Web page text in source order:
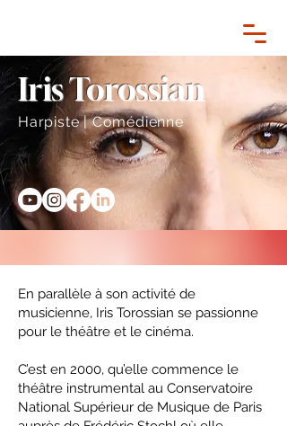
Iris Torossian
Harpiste | Comédienne
En parallèle à son activité de
musicienne, Iris Torossian se passionne
pour le théâtre et le cinéma.
C’est en 2000, qu’elle commence le
théâtre instrumental au Conservatoire
National Supérieur de Musique de Paris